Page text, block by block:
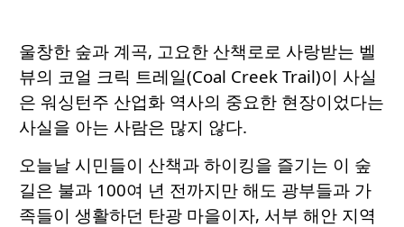
울창한 숲과 계곡, 고요한 산책로로 사랑받는 벨
뷰의 코얼 크릭 트레일(Coal Creek Trail)이 사실
은 워싱턴주 산업화 역사의 중요한 현장이었다는
사실을 아는 사람은 많지 않다.
오늘날 시민들이 산책과 하이킹을 즐기는 이 숲
길은 불과 100여 년 전까지만 해도 광부들과 가
족들이 생활하던 탄광 마을이자, 서부 해안 지역